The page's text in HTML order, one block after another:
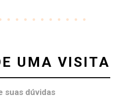
UMA VISITA
suas dúvidas